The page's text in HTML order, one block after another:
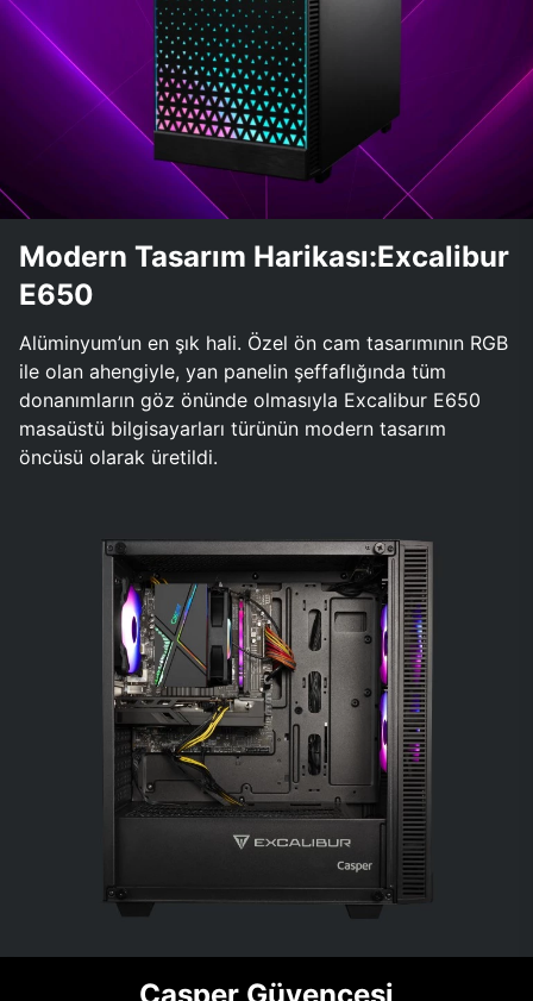
Modern Tasarım Harikası:Excalibur
E650
Alüminyum’un en şık hali. Özel ön cam tasarımının RGB
ile olan ahengiyle, yan panelin şeffaflığında tüm
donanımların göz önünde olmasıyla Excalibur E650
masaüstü bilgisayarları türünün modern tasarım
öncüsü olarak üretildi.